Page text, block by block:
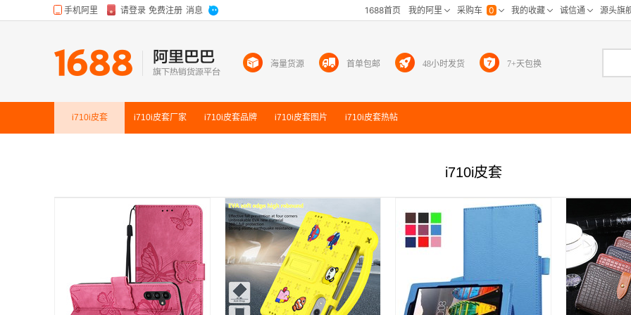
海量货源 首单包邮 48小时发货 7+天包换
i710i皮套 i710i皮套厂家 i710i皮套品牌 i710i皮套图片 i710i皮套热帖
i710i皮套